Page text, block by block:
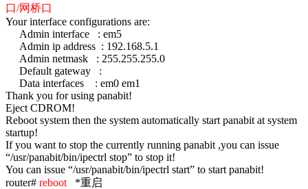
口/网桥口
Your interface configurations are:
Admin interface : em5
Admin ip address : 192.168.5.1
Admin netmask : 255.255.255.0
Default gateway :
Data interfaces : em0 em1
Thank you for using panabit!
Eject CDROM!
Reboot system then the system automatically start panabit at system
startup!
If you want to stop the currently running panabit ,you can issue
“/usr/panabit/bin/ipectrl stop” to stop it!
You can issue “/usr/panabit/bin/ipectrl start” to start panabit!
router# reboot *重启